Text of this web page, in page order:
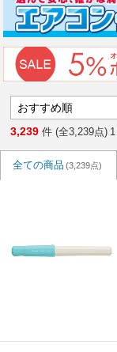
3,239 件 (全3,239点) 1
全ての商品 (3,239点)